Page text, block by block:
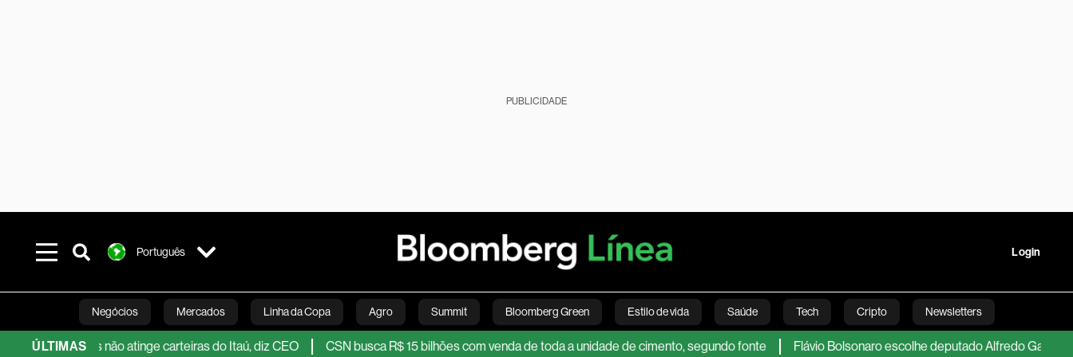
PUBLICIDADE
Português Login
Negócios Mercados Linha da Copa Agro Summit Bloomberg Green Estilo de vida Saúde Tech Cripto Newsletters
Línea Studios Podcasts Inovação Finanças pessoais Viagens Internacional Brasil Startups Linha Executiva Opinião Vídeos
ÚLTIMAS
mas não atinge carteiras do Itaú, diz CEO CSN busca R$ 15 bilhões com venda de toda a unidade de cimento, segundo fonte Flávio Bolsonaro escolhe deputado Alfredo Gaspar como